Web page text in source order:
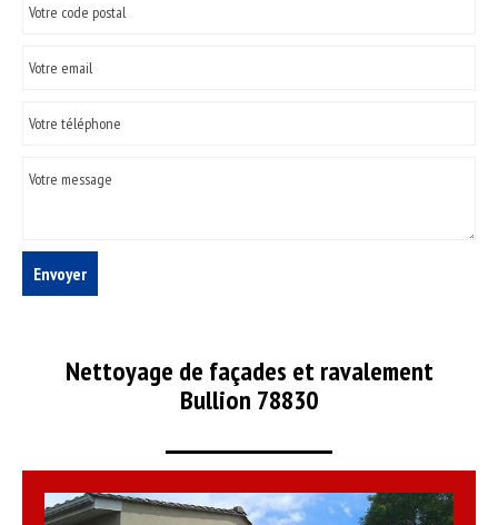
Nettoyage de façades et ravalement
Bullion 78830